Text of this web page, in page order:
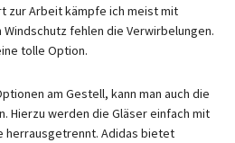
zur Arbeit kämpfe ich meist mit
fehlen die Verwirbelungen.
tolle Option.
am Gestell, kann man auch die
Hierzu werden die Gläser einfach mit
herrausgetrennt. Adidas bietet